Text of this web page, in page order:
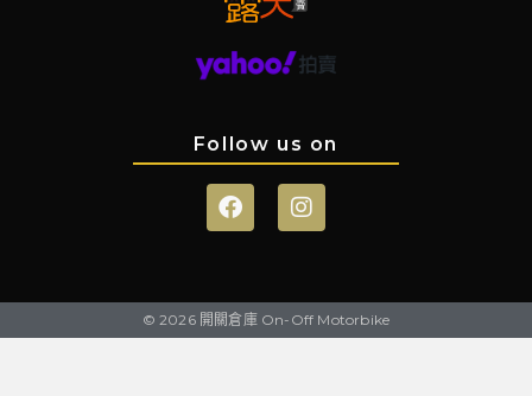
Follow us on
© 2026 開關倉庫 On-Off Motorbike